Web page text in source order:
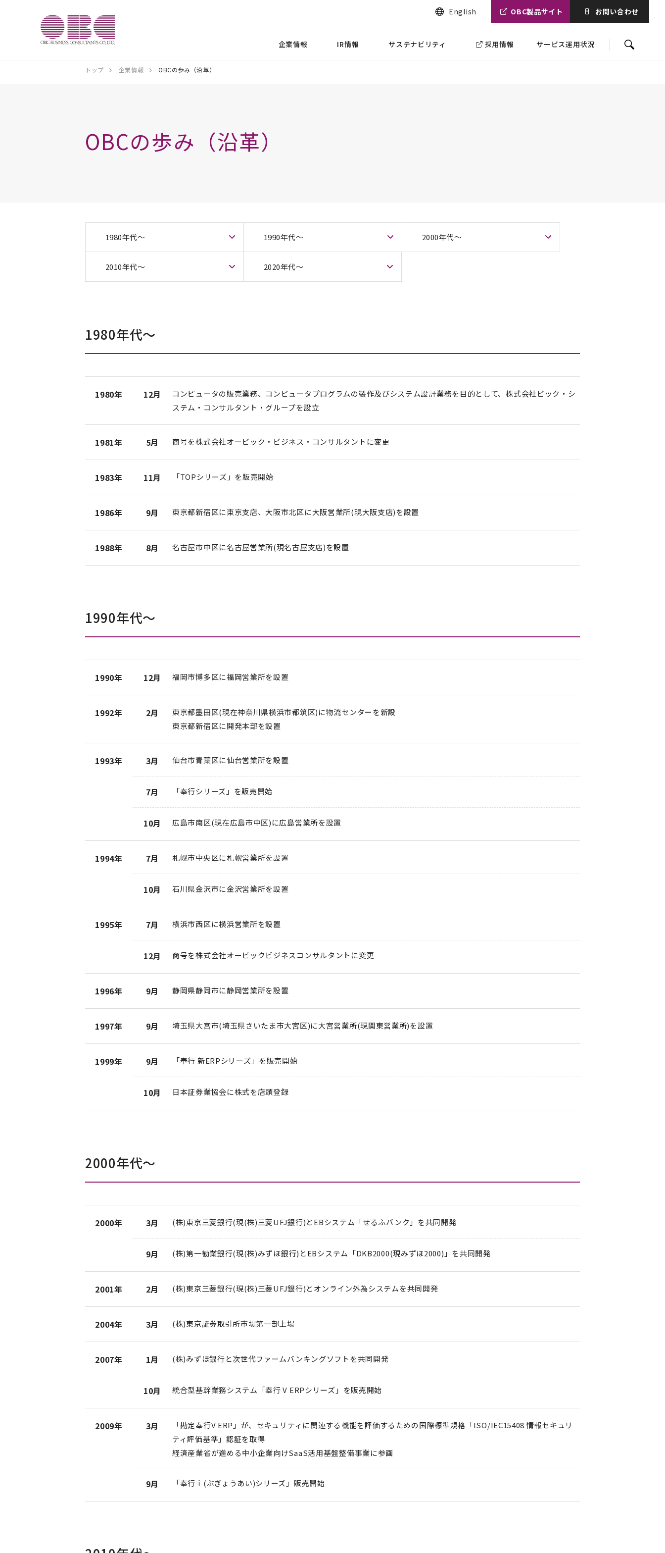
English OBC製品サイト お問い合わせ
企業情報 IR情報 サステナビリティ 採用情報 サービス運用状況
トップ 企業情報 OBCの歩み（沿革）
OBCの歩み（沿革）
1980年代〜 1990年代〜 2000年代〜
2010年代〜 2020年代〜
1980年代〜
1980年 12月
コンピュータの販売業務、コンピュータプログラムの製作及びシステム設計業務を目的として、株式会社ビック・シ
ステム・コンサルタント・グループを設立
1981年 5月 商号を株式会社オービック・ビジネス・コンサルタントに変更
1983年 11月 「TOPシリーズ」を販売開始
1986年 9月 東京都新宿区に東京支店、大阪市北区に大阪営業所(現大阪支店)を設置
1988年 8月 名古屋市中区に名古屋営業所(現名古屋支店)を設置
1990年代〜
1990年 12月 福岡市博多区に福岡営業所を設置
1992年 2月
東京都墨田区(現在神奈川県横浜市都筑区)に物流センターを新設
東京都新宿区に開発本部を設置
1993年 3月 仙台市青葉区に仙台営業所を設置
7月 「奉行シリーズ」を販売開始
10月 広島市南区(現在広島市中区)に広島営業所を設置
1994年 7月 札幌市中央区に札幌営業所を設置
10月 石川県金沢市に金沢営業所を設置
1995年 7月 横浜市西区に横浜営業所を設置
12月 商号を株式会社オービックビジネスコンサルタントに変更
1996年 9月 静岡県静岡市に静岡営業所を設置
1997年 9月 埼玉県大宮市(埼玉県さいたま市大宮区)に大宮営業所(現関東営業所)を設置
1999年 9月 「奉行 新ERPシリーズ」を販売開始
10月 日本証券業協会に株式を店頭登録
2000年代〜
2000年 3月 (株)東京三菱銀行(現(株)三菱UFJ銀行)とEBシステム「せるふバンク」を共同開発
9月 (株)第一勧業銀行(現(株)みずほ銀行)とEBシステム「DKB2000(現みずほ2000)」を共同開発
2001年 2月 (株)東京三菱銀行(現(株)三菱UFJ銀行)とオンライン外為システムを共同開発
2004年 3月 (株)東京証券取引所市場第一部上場
2007年 1月 (株)みずほ銀行と次世代ファームバンキングソフトを共同開発
10月 統合型基幹業務システム「奉行 V ERPシリーズ」を販売開始
2009年 3月
「勘定奉行V ERP」が、セキュリティに関連する機能を評価するための国際標準規格「ISO/IEC15408 情報セキュリ
ティ評価基準」認証を取得
経済産業省が進める中小企業向けSaaS活用基盤整備事業に参画
9月 「奉行ｉ(ぶぎょうあい)シリーズ」販売開始